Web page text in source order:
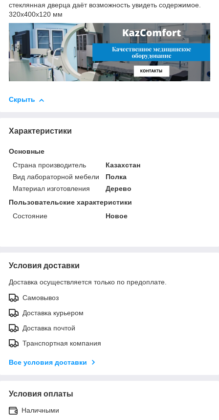
стеклянная дверца даёт возможность увидеть содержимое.
320х400х120 мм
Скрыть
Характеристики
Основные
Страна производитель
Казахстан
Вид лабораторной мебели
Полка
Материал изготовления
Дерево
Пользовательские характеристики
Состояние
Новое
Условия доставки
Доставка осуществляется только по предоплате.
Самовывоз
Доставка курьером
Доставка почтой
Транспортная компания
Все условия доставки
Условия оплаты
Наличными